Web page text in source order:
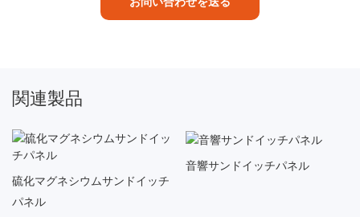
関連製品
硫化マグネシウムサンドイッチ
パネル
音響サンドイッチパネル